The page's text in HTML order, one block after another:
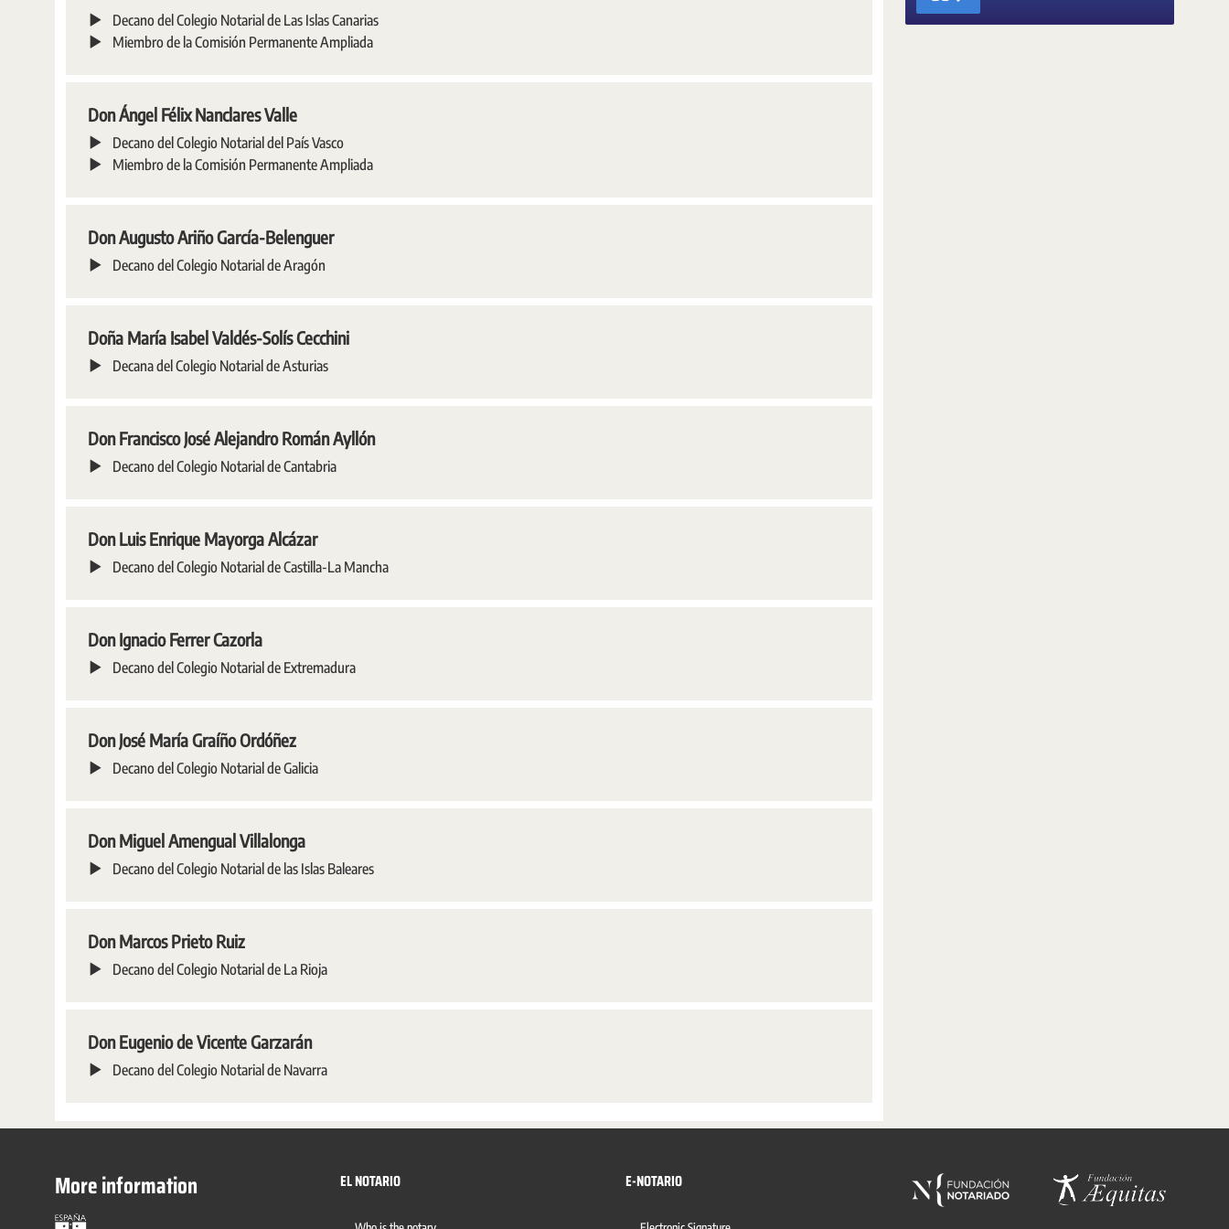
Decano del Colegio Notarial de Las Islas Canarias
Miembro de la Comisión Permanente Ampliada
Don Ángel Félix Nanclares Valle
Decano del Colegio Notarial del País Vasco
Miembro de la Comisión Permanente Ampliada
Don Augusto Ariño García-Belenguer
Decano del Colegio Notarial de Aragón
Doña María Isabel Valdés-Solís Cecchini
Decana del Colegio Notarial de Asturias
Don Francisco José Alejandro Román Ayllón
Decano del Colegio Notarial de Cantabria
Don Luis Enrique Mayorga Alcázar
Decano del Colegio Notarial de Castilla-La Mancha
Don Ignacio Ferrer Cazorla
Decano del Colegio Notarial de Extremadura
Don José María Graíño Ordóñez
Decano del Colegio Notarial de Galicia
Don Miguel Amengual Villalonga
Decano del Colegio Notarial de las Islas Baleares
Don Marcos Prieto Ruiz
Decano del Colegio Notarial de La Rioja
Don Eugenio de Vicente Garzarán
Decano del Colegio Notarial de Navarra
More information EL NOTARIO E-NOTARIO